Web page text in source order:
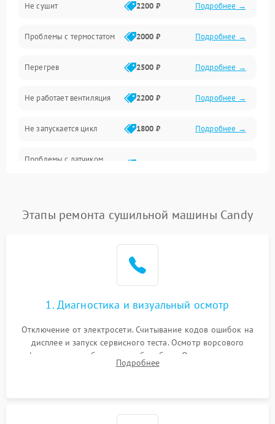
Оптика
Программное обеспечение
Датчики
Безопасность
Не сушит 2200 ₽ Подробнее →
Проблемы с термостатом 2000 ₽ Подробнее →
Перегрев 2500 ₽ Подробнее →
Не работает вентиляция 2200 ₽ Подробнее →
Не запускается цикл 1800 ₽ Подробнее →
Проблемы с датчиком
1500 ₽
Зависает программа 1500 ₽ Подробнее →
Ошибка на дисплее 1290 ₽ Подробнее →
Этапы ремонта сушильной машины Candy
1. Диагностика и визуальный осмотр
Отключение от электросети. Считывание кодов ошибок на
дисплее и запуск сервисного теста. Осмотр ворсового
фильтра, теплообменника и барабана. Опрос клиента о
неисправностях (не сушит, не крутит барабан, сильно шумит
Подробнее